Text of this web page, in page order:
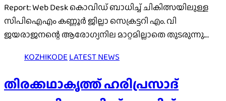
Report: Web Desk കൊവിഡ് ബാധിച്ച് ചികിത്സയിലുള്ള
സിപിഐഎം കണ്ണൂർ ജില്ലാ സെക്രട്ടറി എം. വി
ജയരാജനന്റെ ആരോ​ഗ്യനില മാറ്റമില്ലാതെ തുടരുന്നു.…
KOZHIKODE LATEST NEWS
തിരക്കഥാകൃത്ത് ഹരിപ്രസാദ്